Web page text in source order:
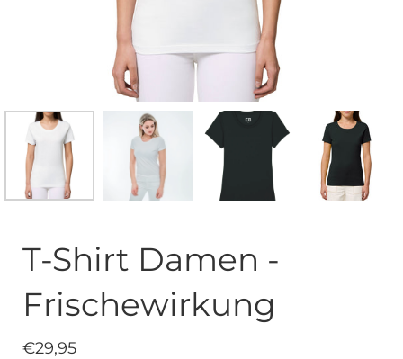
T-Shirt Damen -
Frischewirkung
€29,95